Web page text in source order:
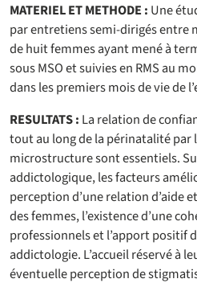
MATERIEL ET METHODE : Une
par entretiens semi-dirigés entre
de huit femmes ayant mené à
sous MSO et suivies en RMS au
dans les premiers mois de vie de
RESULTATS : La relation de
tout au long de la périnatalité par
microstructure sont essentiels.
addictologique, les facteurs
perception d’une relation d’aide
des femmes, l’existence d’une
professionnels et l’apport positif
addictologie. L’accueil réservé à
éventuelle perception de